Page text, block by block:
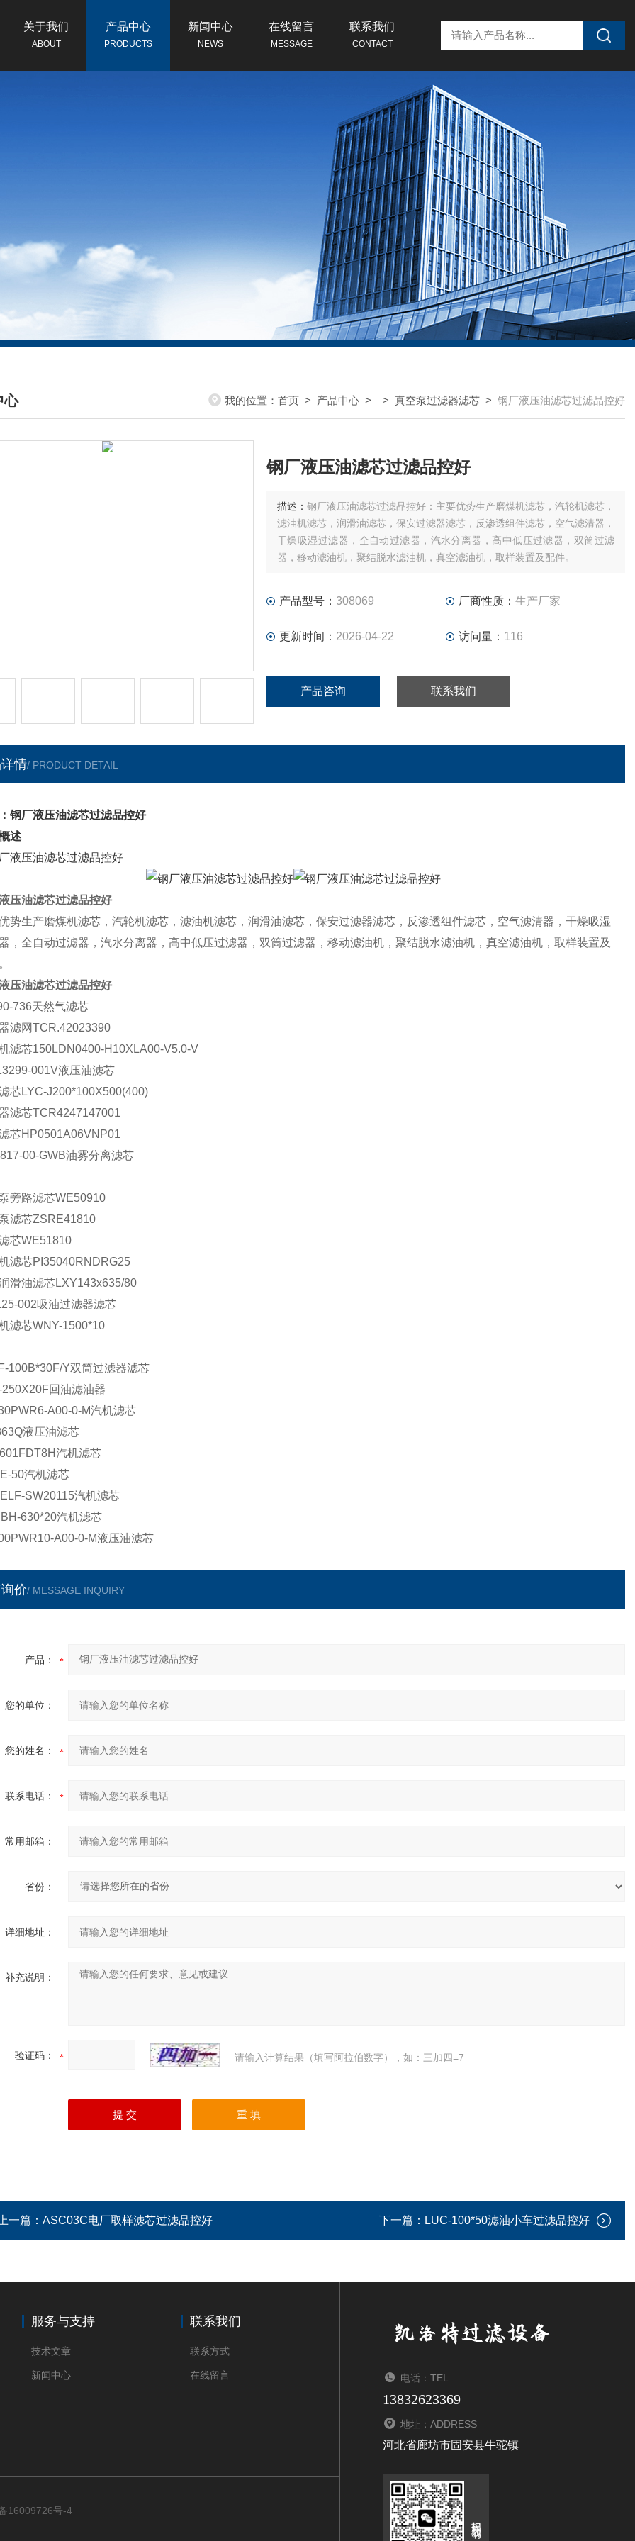
关于我们
ABOUT
产品中心
PRODUCTS
新闻中心
NEWS
在线留言
MESSAGE
联系我们
CONTACT
心
CENTER
我的位置： 首页 > 产品中心 > > 真空泵过滤器滤芯 > 钢厂液压油滤芯过滤品控好
钢厂液压油滤芯过滤品控好
描述： 钢厂液压油滤芯过滤品控好：主要优势生产磨煤机滤芯，汽轮机滤芯，
滤油机滤芯，润滑油滤芯，保安过滤器滤芯，反渗透组件滤芯，空气滤清器，
干燥吸湿过滤器，全自动过滤器，汽水分离器，高中低压过滤器，双筒过滤
器，移动滤油机，聚结脱水滤油机，真空滤油机，取样装置及配件。
产品型号： 308069 厂商性质： 生产厂家
更新时间： 2026-04-22 访问量： 116
产品咨询 联系我们
情/ PRODUCT DETAIL
钢厂液压油滤芯过滤品控好
述
压油滤芯过滤品控好
势生产磨煤机滤芯，汽轮机滤芯，滤油机滤芯，润滑油滤芯，保安过滤器滤芯，反渗透组件滤芯，空气滤清器，干燥吸湿
，全自动过滤器，汽水分离器，高中低压过滤器，双筒过滤器，移动滤油机，聚结脱水滤油机，真空滤油机，取样装置及
压油滤芯过滤品控好
736天然气滤芯
滤网TCR.42023390
滤芯150LDN0400-H10XLA00-V5.0-V
001V液压油滤芯
芯LYC-J200*100X500(400)
滤芯TCR4247147001
芯HP0501A06VNP01
00-GWB油雾分离滤芯
旁路滤芯WE50910
滤芯ZSRE41810
芯WE51810
滤芯PI35040RNDRG25
滑油滤芯LXY143x635/80
002吸油过滤器滤芯
滤芯WNY-1500*10
100B*30F/Y双筒过滤器滤芯
回油滤油器
A00-0-M汽机滤芯
液压油滤芯
汽机滤芯
50汽机滤芯
SW20115汽机滤芯
630*20汽机滤芯
A00-0-M液压油滤芯
价/ MESSAGE INQUIRY
产品：
您的单位：
您的姓名：
联系电话：
常用邮箱：
省份：
详细地址：
补充说明：
验证码： 请输入计算结果（填写阿拉伯数字），如：三加四=7
一篇： ASC03C电厂取样滤芯过滤品控好 下一篇： LUC-100*50滤油小车过滤品控好
服务与支持
技术文章
新闻中心
联系我们
联系方式
在线留言
16009726号-4
电话：TEL
13832623369
地址：ADDRESS
河北省廊坊市固安县牛驼镇